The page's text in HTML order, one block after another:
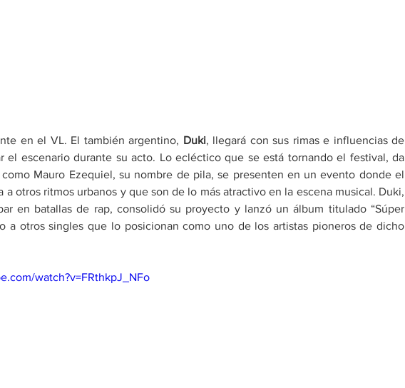
en el VL. El también argentino, Duki
el escenario durante su acto. Lo ecléctico que se está tornando el festival, da
Mauro Ezequiel, su nombre de pila, se presenten en un evento donde el
a otros ritmos urbanos y que son de lo más atractivo en la escena musical. Duki,
en batallas de rap, consolidó su proyecto y lanzó un álbum titulado “Súper
a otros singles que lo posicionan como uno de los artistas pioneros de dicho
watch?v=FRthkpJ_NFo